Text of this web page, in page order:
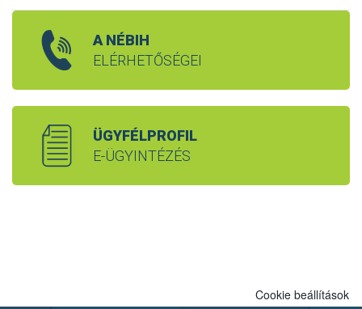
A NÉBIH
ELÉRHETŐSÉGEI
ÜGYFÉLPROFIL
E-ÜGYINTÉZÉS
Cookie beállítások